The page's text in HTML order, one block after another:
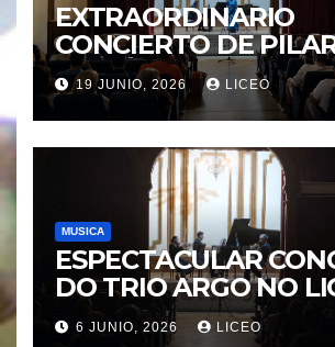
EXTRAORDINARIO
CONCIERTO DE
MORÁGUEZ e
MORÁGUEZ
19 JUNIO, 2026 LICEO
MUSICA
ESPECTACULAR
DO TRIO ARGO NO
6 JUNIO, 2026 LICEO